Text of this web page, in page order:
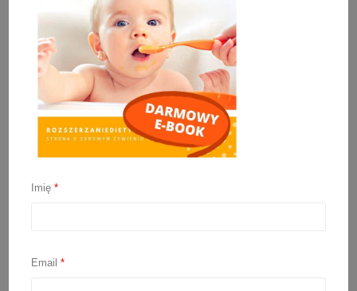
Indyk w sosie
szpinakowym
Imię*
Email*